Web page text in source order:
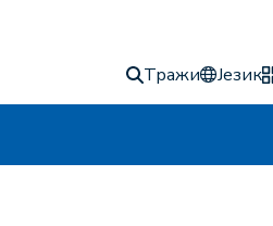
Тражи Језик